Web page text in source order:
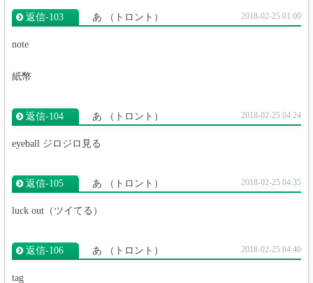
返信‐103 あ （トロント） 2018-02-25 01:00
note
紙幣
返信‐104 あ （トロント） 2018-02-25 04:24
eyeball ジロジロ見る
返信‐105 あ （トロント） 2018-02-25 04:35
luck out（ツイてる）
返信‐106 あ （トロント） 2018-02-25 04:40
tag